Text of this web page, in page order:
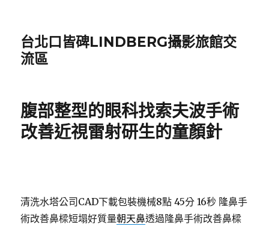
台北口皆碑LINDBERG攝影旅館交
流區
腹部整型的眼科找索夫波手術
改善近視雷射研生的童顏針
清洗水塔公司CAD下載包裝機械8點 45分 16秒 隆鼻手
術改善鼻樑短塌好質量朝天鼻透過隆鼻手術改善鼻樑